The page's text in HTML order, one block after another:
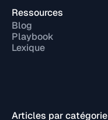
Ressources
Blog
Playbook
Lexique
Articles par catégorie